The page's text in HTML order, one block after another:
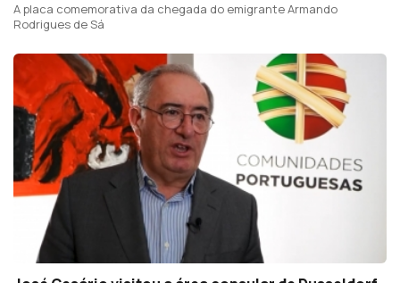
A placa comemorativa da chegada do emigrante Armando
Rodrigues de Sá